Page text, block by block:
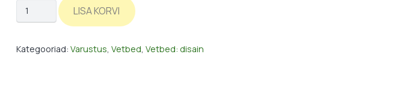
Vetbed:
käpad-
LISA KORVI
Kategooriad: Varustus Vetbed Vetbed: disain